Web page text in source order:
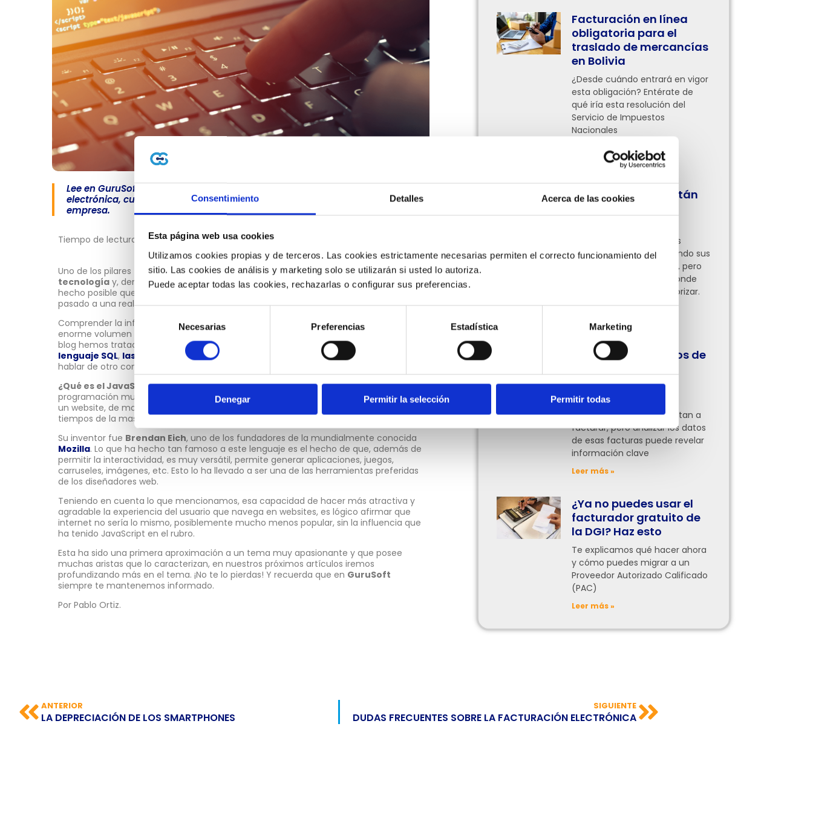
Consentimiento Detalles Acerca de las cookies
Esta página web usa cookies
Utilizamos cookies propias y de terceros. Las cookies estrictamente necesarias permiten el correcto funcionamiento del
sitio. Las cookies de análisis y marketing solo se utilizarán si usted lo autoriza.
Puede aceptar todas las cookies, rechazarlas o configurar sus preferencias.
consentimiento
Necesarias Preferencias Estadística Marketing
Denegar Permitir la selección Permitir todas
Lee en GuruSoft sobre ¿Qué es JavaScript?. Aprende claves de facturación
electrónica, cumplimiento tributario y transformación digital para tu
empresa.
Tiempo de lectura: 3 minutos 📖⏱
Uno de los pilares fundamentales que sostienen nuestra manera de vivir actual es la
tecnología y, dentro de ella, lainformática . Esta rama de estudios y trabajo ha
hecho posible que muchas herramientas y procesos pasaran de ser una utopía en el
pasado a una realidad en el presente.
Comprender la informática en su totalidad es prácticamente imposible, dado el
enorme volumen de información que hay para procesar. Al respecto, dentro de este
blog hemos tratado algunos de los aspectos más importantes, tales como el
lenguaje SQL, las bases de datoso el
. Para esta ocasión, queremos
hablar de otro componente sumamente importante:
¿Qué es el JavaScript?De manera sencilla, podemos definirlo como un lenguaje de
programación muy prolífico. El mismo permite, por ejemplo, insertarle interactividad a
un website, de manera tal de enriquecer los HTML planos que solía haber en los
tiempos de la masificación del internet.
Su inventor fue Brendan Eich, uno de los fundadores de la mundialmente conocida
Mozilla. Lo que ha hecho tan famoso a este lenguaje es el hecho de que, además de
permitir la interactividad, es muy versátil, permite generar aplicaciones, juegos,
carruseles, imágenes, etc. Esto lo ha llevado a ser una de las herramientas preferidas
de los diseñadores web.
Teniendo en cuenta lo que mencionamos, esa capacidad de hacer más atractiva y
agradable la experiencia del usuario que navega en websites, es lógico afirmar que
internet no sería lo mismo, posiblemente mucho menos popular, sin la influencia que
ha tenido JavaScript en el rubro.
Esta ha sido una primera aproximación a un tema muy apasionante y que posee
muchas aristas que lo caracterizan, en nuestros próximos artículos iremos
profundizando más en el tema. ¡No te lo pierdas! Y recuerda que en GuruSoft
siempre te mantenemos informado.
Por Pablo Ortiz.
Facturación en línea
obligatoria para el
traslado de mercancías
en Bolivia
¿Desde cuándo entrará en vigor
esta obligación? Entérate de
qué iría esta resolución del
Servicio de Impuestos
Nacionales
Leer más »
¿Qué procesos
administrativos están
Ahora empresas de todas
partes ya están digitalizando sus
procesos administrativos, pero
pocas tienen claro por dónde
empezar o qué áreas priorizar.
Aquí te lo contamos
Leer más »
Cómo usar los datos de
entender mejor tu
negocio
Muchas empresas se limitan a
facturar, pero analizar los datos
de esas facturas puede revelar
información clave
Leer más »
¿Ya no puedes usar el
facturador gratuito de
la DGI? Haz esto
Te explicamos qué hacer ahora
y cómo puedes migrar a un
Proveedor Autorizado Calificado
(PAC)
Leer más »
ANTERIOR
LA DEPRECIACIÓN DE LOS SMARTPHONES
SIGUIENTE
DUDAS FRECUENTES SOBRE LA FACTURACIÓN ELECTRÓNICA